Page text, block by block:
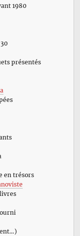
1980
présentés
en trésors